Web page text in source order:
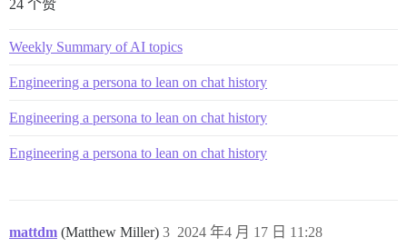
24 个赞
Weekly Summary of AI topics
Engineering a persona to lean on chat history
Engineering a persona to lean on chat history
Engineering a persona to lean on chat history
mattdm (Matthew Miller) 2024 年4 月 17 日 11:28
3